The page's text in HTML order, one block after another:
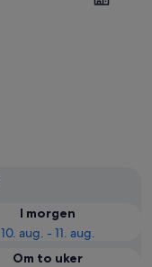
I morgen
10. aug. - 11. aug.
Om to uker